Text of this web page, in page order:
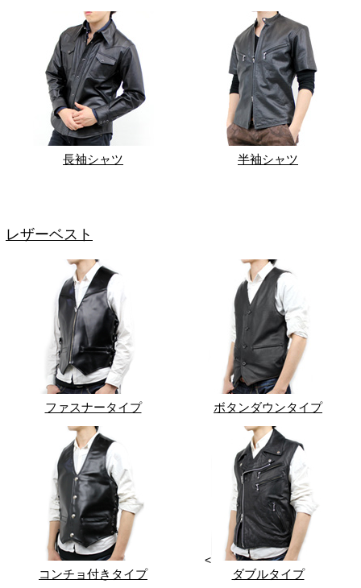
長袖シャツ 半袖シャツ
レザーベスト
ファスナータイプ ボタンダウンタイプ
コンチョ付きタイプ
<
ダブルタイプ